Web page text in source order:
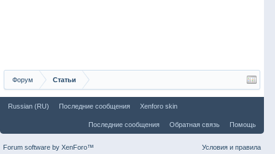
Форум Статьи
Russian (RU) Последние сообщения Xenforo skin
Последние сообщения Обратная связь Помощь
Условия и правила
Forum software by XenForo™